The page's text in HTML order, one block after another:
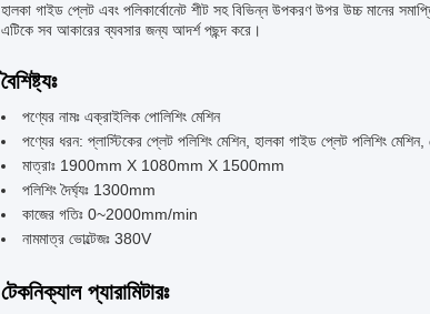
হালকা গাইড প্লেট এবং পলিকার্বোনেট শীট সহ বিভিন্ন উপকরণ উপর উচ্চ মানের
এটিকে সব আকারের ব্যবসার জন্য আদর্শ পছন্দ করে।
বৈশিষ্ট্যঃ
পণ্যের নামঃ এক্রাইলিক পোলিশিং মেশিন
পণ্যের ধরন: প্লাস্টিকের প্লেট পলিশিং মেশিন, হালকা গাইড প্লেট পলিশিং
মাত্রাঃ 1900mm X 1080mm X 1500mm
পলিশিং দৈর্ঘ্যঃ 1300mm
কাজের গতিঃ 0~2000mm/min
নামমাত্র ভোল্টেজঃ 380V
টেকনিক্যাল প্যারামিটারঃ